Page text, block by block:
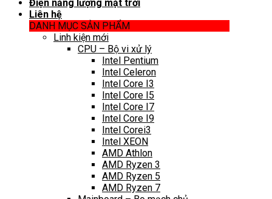
Điện năng lượng mặt trời
Liên hệ
DANH MỤC SẢN PHẨM
Linh kiện mới
CPU – Bộ vi xử lý
Intel Pentium
Intel Celeron
Intel Core I3
Intel Core I5
Intel Core I7
Intel Core I9
Intel Corei3
Intel XEON
AMD Athlon
AMD Ryzen 3
AMD Ryzen 5
AMD Ryzen 7